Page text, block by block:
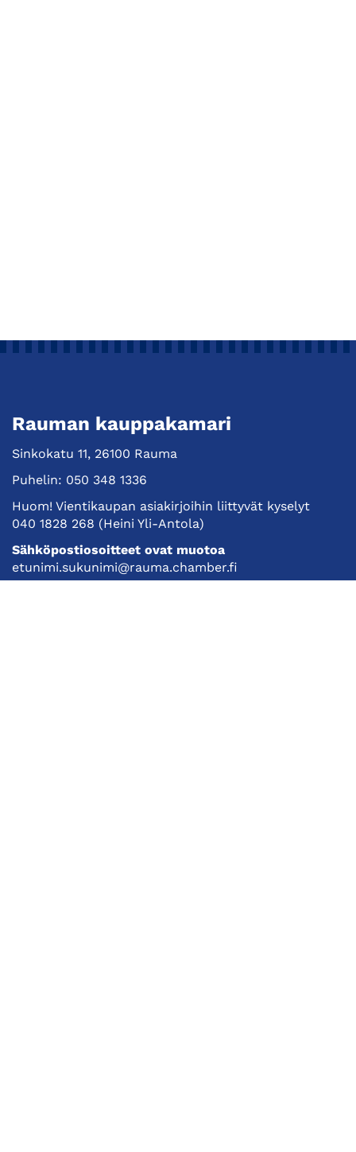
Rauman kauppakamari
Sinkokatu 11, 26100 Rauma
Puhelin: 050 348 1336
Huom! Vientikaupan asiakirjoihin liittyvät kyselyt
040 1828 268 (Heini Yli-Antola)
Sähköpostiosoitteet ovat muotoa
etunimi.sukunimi@rauma.chamber.fi